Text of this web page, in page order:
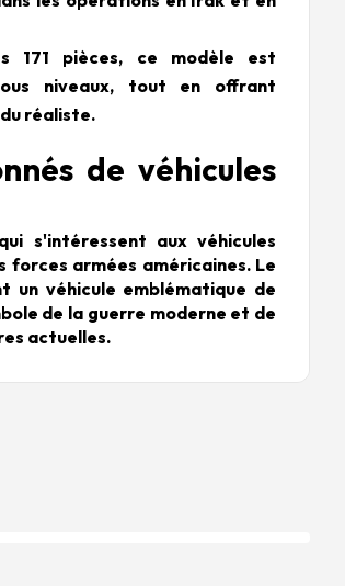
171 pièces, ce modèle est
niveaux, tout en offrant
réaliste.
de véhicules
s'intéressent aux véhicules
armées américaines. Le
un véhicule emblématique de
de la guerre moderne et de
actuelles.